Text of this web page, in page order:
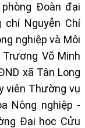
Đoàn đại
chí Nguyễn Chí
nghiệp và Môi
Trương Võ Minh
xã Tân Long
viên Thường vụ
Nông nghiệp -
Đại học Cửu